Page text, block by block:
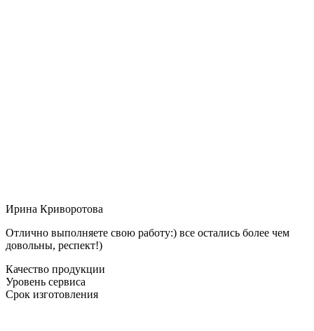
Ирина Криворотова
Отлично выполняете свою работу:) все остались более чем
довольны, респект!)
Качество продукции
Уровень сервиса
Срок изготовления